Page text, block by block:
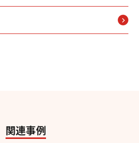
関連事例